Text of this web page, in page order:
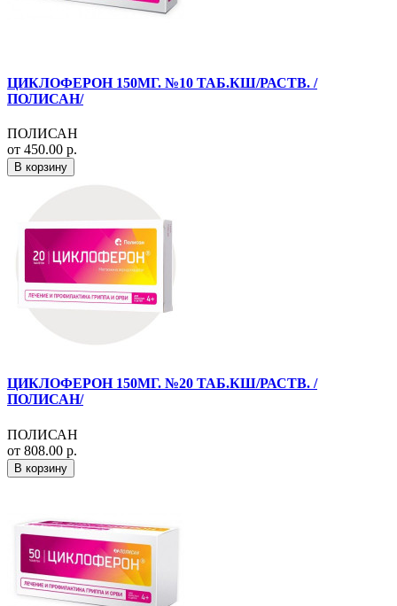
ЦИКЛОФЕРОН 150МГ. №10 ТАБ.КШ/РАСТВ. /
ПОЛИСАН/
ПОЛИСАН
от 450.00 р.
В корзину
ЦИКЛОФЕРОН 150МГ. №20 ТАБ.КШ/РАСТВ. /
ПОЛИСАН/
ПОЛИСАН
от 808.00 р.
В корзину